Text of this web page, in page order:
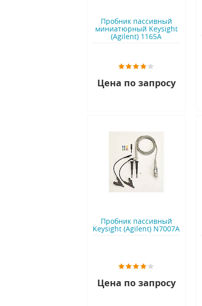
Пробник пассивный
миниатюрный Keysight
(Agilent) 1165A
Цена по запросу
Пробник пассивный
Keysight (Agilent) N7007A
Цена по запросу